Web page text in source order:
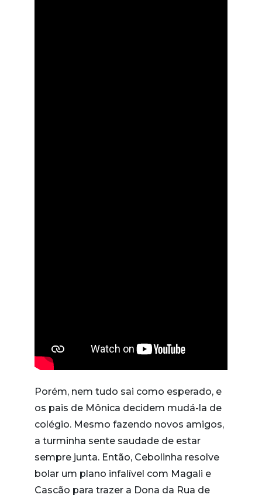
Porém, nem tudo sai como esperado, e
os pais de Mônica decidem mudá-la de
colégio. Mesmo fazendo novos amigos,
a turminha sente saudade de estar
sempre junta. Então, Cebolinha resolve
bolar um plano infalível com Magali e
Cascão para trazer a Dona da Rua de